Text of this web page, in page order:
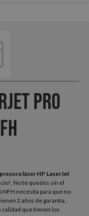
Pro
láser HP LaserJet
No te quedes sin el
necesita para que no
2 años de garantía,
que tienen los